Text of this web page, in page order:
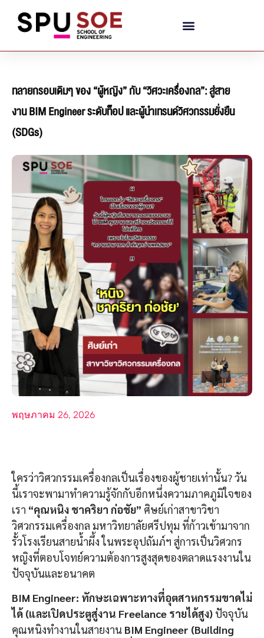
ทลายกรอบเดิมๆ ของ “ผู้หญิง” กับ “วิศวะเครื่องกล”: สู่สาย
งาน BIM Engineer ระดับท็อป และผู้นำเทรนด์วิศวกรรมยั่งยืน
(SDGs)
พฤษภาคม 26, 2026
ใครว่าวิศวกรรมเครื่องกลเป็นเรื่องของผู้ชายเท่านั้น? วัน
นี้เราจะพามาทำความรู้จักกับอีกหนึ่งความภาคภูมิใจของ
เรา “คุณหนิง ชาคริยา ก่อชัย” ศิษย์เก่าสาขาวิชา
วิศวกรรมเครื่องกล มหาวิทยาลัยศรีปทุม ที่ก้าวเข้ามาจาก
รั้วโรงเรียนสายน้ำผึ้ง ในพระอุปถัมภ์ฯ สู่การเป็นวิศวกร
หญิงที่ตอบโจทย์ความต้องการสูงสุดของตลาดแรงงานใน
ปัจจุบันและอนาคต
BIM Engineer: ทักษะเฉพาะทางที่อุตสาหกรรมขาดไม่
ได้ (และเปิดประตูสู่งาน Freelance รายได้สูง) ปัจจุบัน
คุณหนิงทำงานในสายงาน BIM Engineer (Building